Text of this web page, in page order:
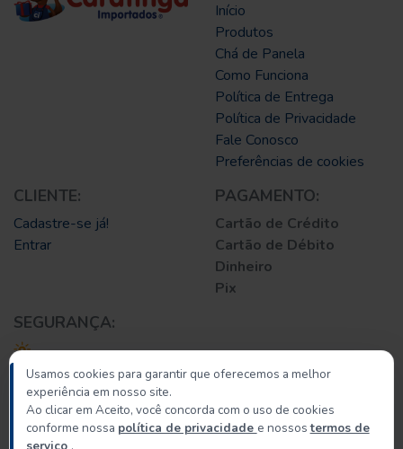
Início
Produtos
Chá de Panela
Como Funciona
Política de Entrega
Política de Privacidade
Fale Conosco
Preferências de cookies
CLIENTE:
Cadastre-se já!
Entrar
PAGAMENTO:
Cartão de Crédito
Cartão de Débito
Dinheiro
Pix
SEGURANÇA:
Usamos cookies para garantir que oferecemos a melhor
experiência em nosso site.
Ao clicar em Aceito, você concorda com o uso de cookies
conforme nossa política de privacidade e nossostermos de